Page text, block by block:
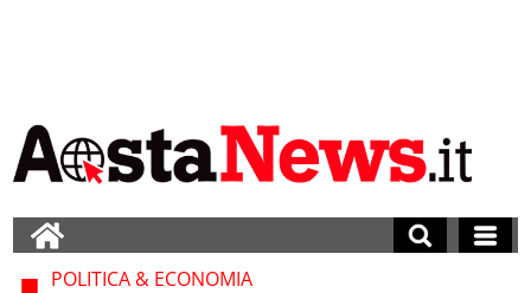
POLITICA & ECONOMIA